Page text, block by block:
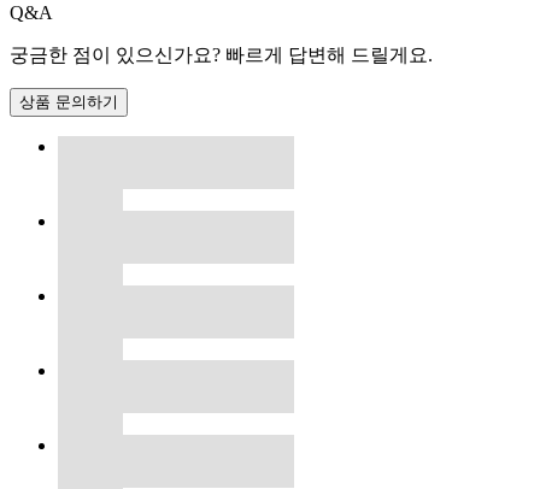
Q&A
궁금한 점이 있으신가요? 빠르게 답변해 드릴게요.
상품 문의하기